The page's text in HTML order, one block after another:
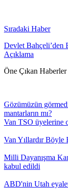
Sıradaki Haber
Devlet Bahçeli’den
Açıklama
Öne Çıkan Haberler
Gözümüzün
mantarların mı?
Van TSO üyelerine
Van Yıllardır
Milli Dayanışma
kabul edildi
ABD'nin Utah